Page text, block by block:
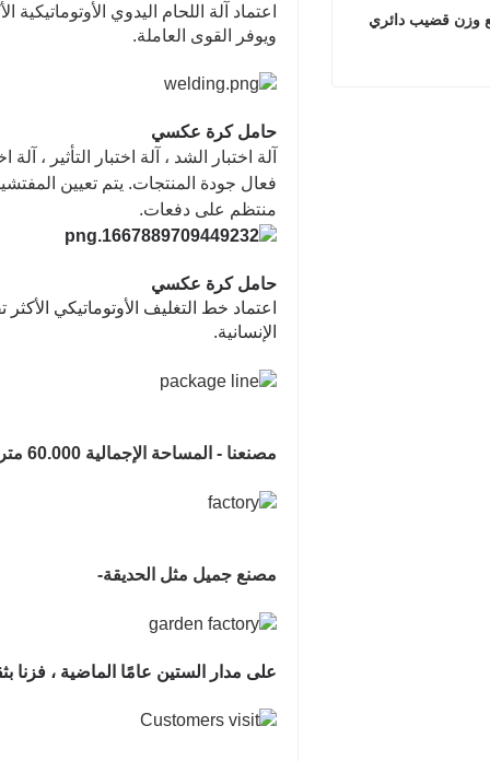
اعتماد آلة اللحام اليدوي
ويوفر القوى العاملة.
حامل كرة عكسي
آلة اختبار الشد ، آلة اختبار التأثير
فعال جودة المنتجات. يتم تعيين
منتظم على دفعات.
حامل كرة عكسي
اعتماد خط التغليف الأوتوماتيكي
الإنسانية.
مصنعنا - المساحة الإجمالية 60.000 متر مربع ، معدات الإنتاج الرئيسية أكثر من 100 مجموعة-
مصنع جميل مثل الحديقة-
على مدار الستين عامًا الماضية ، فزنا